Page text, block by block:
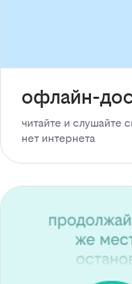
офлайн-
читайте и слушайте
нет интернета